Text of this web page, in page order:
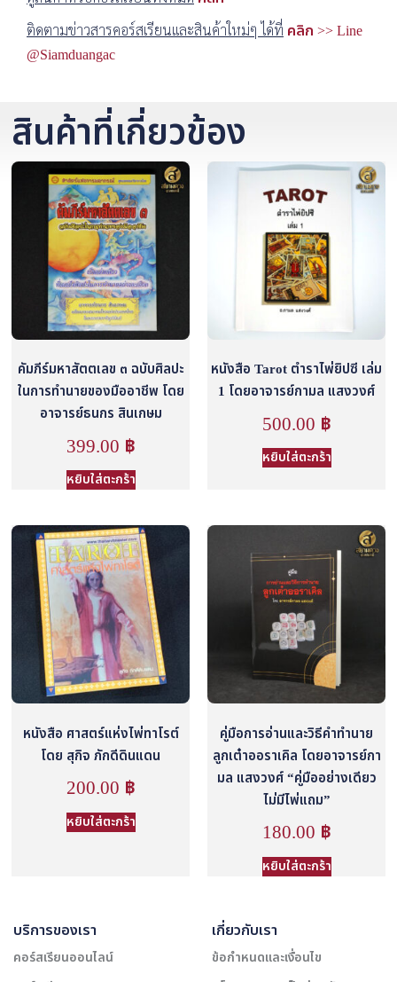
ติดตามข่าวสารคอร์สเรียนและสินค้าใหม่ๆ ได้ที่ คลิก >> Line
@Siamduangac
สินค้าที่เกี่ยวข้อง
คัมภีร์มหาสัตตเลข ๓ ฉบับศิลปะ
ในการทำนายของมืออาชีพ โดย
อาจารย์ธนกร สินเกษม
399.00 ฿
หยิบใส่ตะกร้า
หนังสือ Tarot ตำราไพ่ยิปซี เล่ม
1 โดยอาจารย์กามล แสงวงศ์
500.00 ฿
หยิบใส่ตะกร้า
หนังสือ ศาสตร์แห่งไพ่ทาโรต์
โดย สุกิจ ภักดีดินแดน
200.00 ฿
หยิบใส่ตะกร้า
คู่มือการอ่านและวิธีคำทำนาย
ลูกเต๋าออราเคิล โดยอาจารย์กา
มล แสงวงศ์ “คู่มืออย่างเดียว
ไม่มีไพ่แถม”
180.00 ฿
หยิบใส่ตะกร้า
บริการของเรา
คอร์สเรียนออนไลน์
เกี่ยวกับเรา
ข้อกำหนดและเงื่อนไข